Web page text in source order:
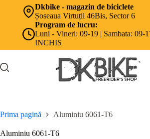
Dkbike - magazin de biciclete
Șoseaua Virtuții 46Bis, Sector 6
Program de lucru:
Luni - Vineri: 09-19 | Sambata: 09-
INCHIS
Prima pagină Aluminiu 6061-T6
Aluminiu 6061-T6